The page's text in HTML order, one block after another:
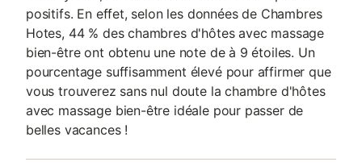
positifs. En effet, selon les données de Chambres
Hotes, 44 % des chambres d'hôtes avec massage
bien-être ont obtenu une note de à 9 étoiles. Un
pourcentage suffisamment élevé pour affirmer que
vous trouverez sans nul doute la chambre d'hôtes
avec massage bien-être idéale pour passer de
belles vacances !